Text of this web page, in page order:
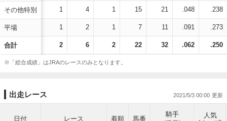
その他特別
平場
合計
1 4 1 15 21 .048 .238
1 2 1 7 11 .091 .273
2 6 2 22 32 .062 .250
※「総合成績」はJRAのレースのみとなります。
出走レース 2021/5/3 00:00
日付 レース 着順 馬番
騎手
人気